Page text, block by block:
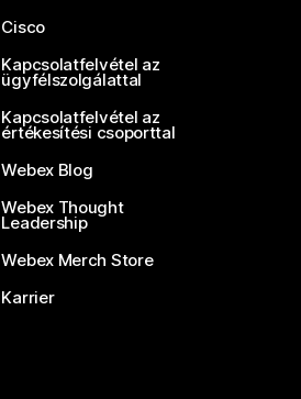
Cisco
Kapcsolatfelvétel az
ügyfélszolgálattal
Kapcsolatfelvétel az
értékesítési csoporttal
Webex Blog
Webex Thought
Leadership
Webex Merch Store
Karrier